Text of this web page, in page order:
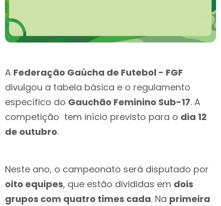
A Federação Gaúcha de Futebol - FGF
divulgou a tabela básica e o regulamento
específico do Gauchão Feminino Sub-17. A
competição tem início previsto para o dia 12
de outubro.
Neste ano, o campeonato será disputado por
oito equipes, que estão divididas em dois
grupos com quatro times cada. Na primeira